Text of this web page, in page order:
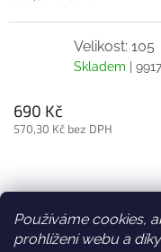
Používáme cookies,
prohlížení webu a
Velikost: 105
Skladem |
690 Kč
570,30 Kč bez DPH
Z